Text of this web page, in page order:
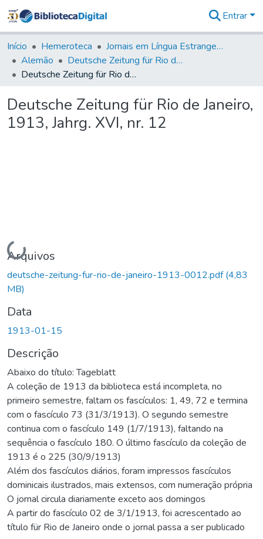
&
Coleções
Tudo na
Biblioteca
Estatísticas
Entrar
Início Hemeroteca
Jornais em Língua Estrangeira
Alemão
Deutsche Zeitung für Rio de Janeiro
Deutsche Zeitung für Rio de Janeiro, 1913, Jahrg. XVI, nr. 12
Deutsche Zeitung für Rio de Janeiro,
1913, Jahrg. XVI, nr. 12
Carregando...
Arquivos
deutsche-zeitung-fur-rio-de-janeiro-1913-0012.pdf(4,83
MB)
Data
1913-01-15
Descrição
Abaixo do título: Tageblatt
A coleção de 1913 da biblioteca está incompleta, no
primeiro semestre, faltam os fascículos: 1, 49, 72 e termina
com o fascículo 73 (31/3/1913). O segundo semestre
continua com o fascículo 149 (1/7/1913), faltando na
sequência o fascículo 180. O último fascículo da coleção de
1913 é o 225 (30/9/1913)
Além dos fascículos diários, foram impressos fascículos
dominicais ilustrados, mais extensos, com numeração própria
O jornal circula diariamente exceto aos domingos
A partir do fascículo 02 de 3/1/1913, foi acrescentado ao
título für Rio de Janeiro onde o jornal passa a ser publicado